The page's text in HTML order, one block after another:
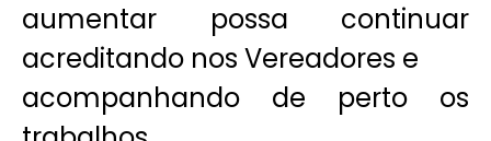
aumentar possa continuar
acreditando nos Vereadores e
acompanhando de perto os